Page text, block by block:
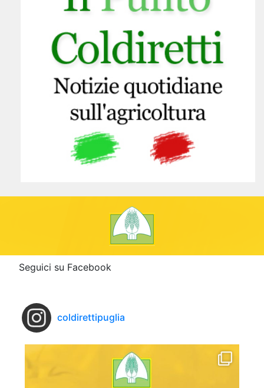
Seguici su Facebook
coldirettipuglia